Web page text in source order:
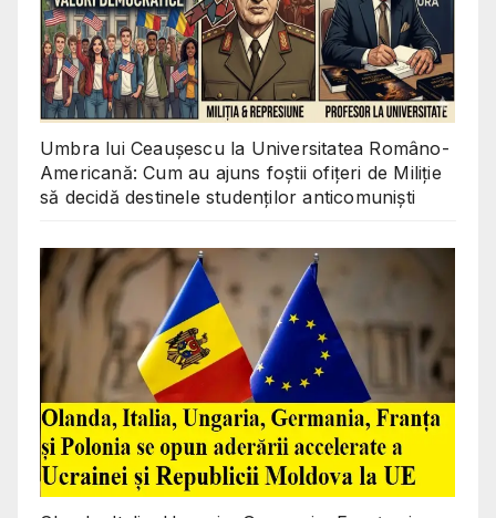
Umbra lui Ceaușescu la Universitatea Româno-
Americană: Cum au ajuns foștii ofițeri de Miliție
să decidă destinele studenților anticomuniști